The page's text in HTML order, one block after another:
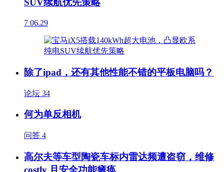
SUV续航优先策略
7 06.29
除了ipad，还有其他性能不错的平板电脑吗？
论坛 34
何为单反相机
问答 4
高尔夫等车型陶瓷车标内雷达频遭盗窃，维修
costly 且安全功能瘫痪